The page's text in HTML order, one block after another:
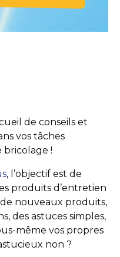
de conseils et
vos tâches
bricolage !
, l’objectif est de
produits d’entretien
nouveaux produits,
des astuces simples,
même vos propres
non ?